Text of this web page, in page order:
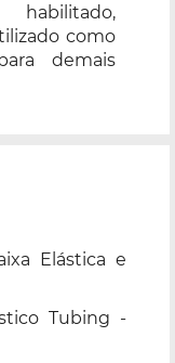
habilitado,
como
demais
Elástica e
Tubing -